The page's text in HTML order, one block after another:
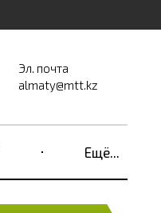
Эл. почта
almaty@mtt.kz
Ещё...